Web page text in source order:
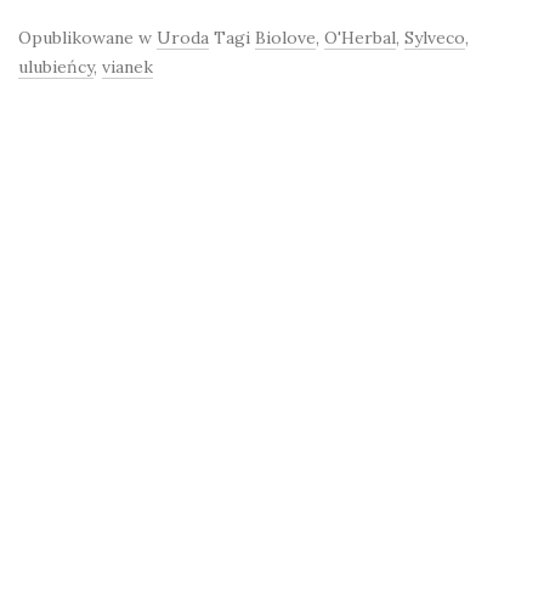
Opublikowane w Uroda Tagi Biolove, O'Herbal, Sylveco,
ulubieńcy, vianek